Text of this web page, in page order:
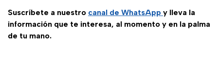
Suscríbete a nuestro canal de WhatsApp y lleva la
información que te interesa, al momento y en la palma
de tu mano.